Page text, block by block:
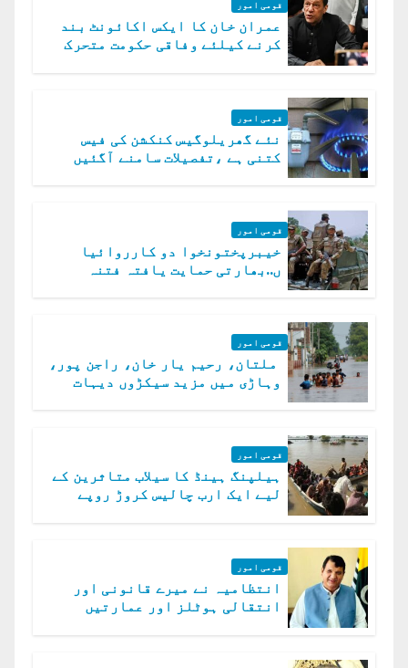
قومی امور
عمران خان کا ایکس اکائونٹ بند
کرنے کیلئے وفاقی حکومت متحرک
قومی امور
نئے گھریلوگیس کنکشن کی فیس
کتنی ہے ،تفصیلات سامنے آگئیں
قومی امور
خیبرپختونخوا دو کارروائیا
ں..بھارتی حمایت یافتہ فتنہ
قومی امور
ملتان، رحیم یار خان، راجن پور،
وہاڑی میں مزید سیکڑوں دیہات
قومی امور
ہیلپنگ ہینڈ کا سیلاب متاثرین کے
لیے ایک ارب چالیس کروڑ روپے
قومی امور
انتظامیہ نے میرے قانونی اور
انتقالی ہوٹلز اور عمارتیں